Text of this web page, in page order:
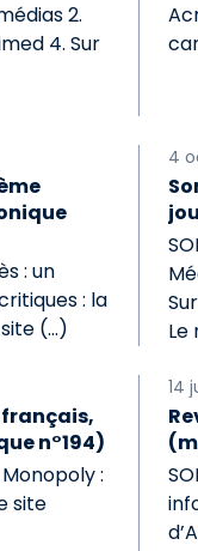
2.
4. Sur
: un
: la
(…)
4
Le
français,
n°194)
:
site
14